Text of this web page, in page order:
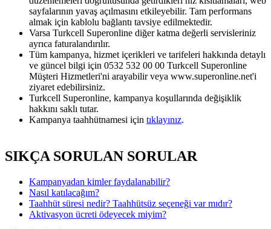
sayfalarının yavaş açılmasını etkileyebilir. Tam performans
almak için kablolu bağlantı tavsiye edilmektedir.
Varsa Turkcell Superonline diğer katma değerli servisleriniz
ayrıca faturalandırılır.
Tüm kampanya, hizmet içerikleri ve tarifeleri hakkında detaylı
ve güncel bilgi için 0532 532 00 00 Turkcell Superonline
Müşteri Hizmetleri'ni arayabilir veya www.superonline.net'i
ziyaret edebilirsiniz.
Turkcell Superonline, kampanya koşullarında değişiklik
hakkını saklı tutar.
Kampanya taahhütnamesi için tıklayınız​​.
SIKÇA SORULAN SORULAR
Kampanyadan kimler faydalanabilir?
Nasıl katılacağım?
Taahhüt süresi nedir? Taahhütsüz seçeneği var mıdır?
Aktivasyon ücreti ödeyecek miyim?